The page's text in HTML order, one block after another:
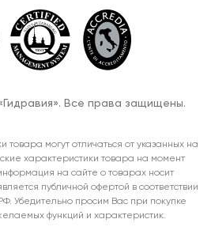
Все права защищены.
товара могут отличаться от указанных на
характеристики товара на момент
на сайте о товарах носит
публичной офертой в соответствии
Убедительно просим Вас при покупке
функций и характеристик.